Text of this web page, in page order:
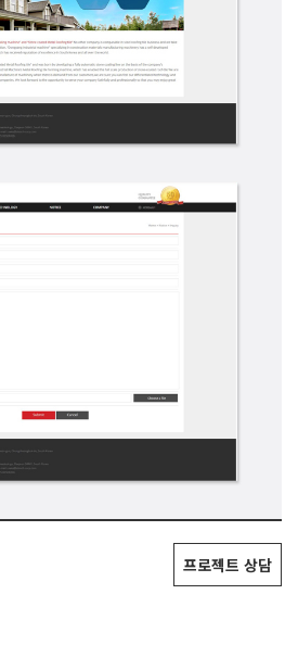
프로젝트 상담